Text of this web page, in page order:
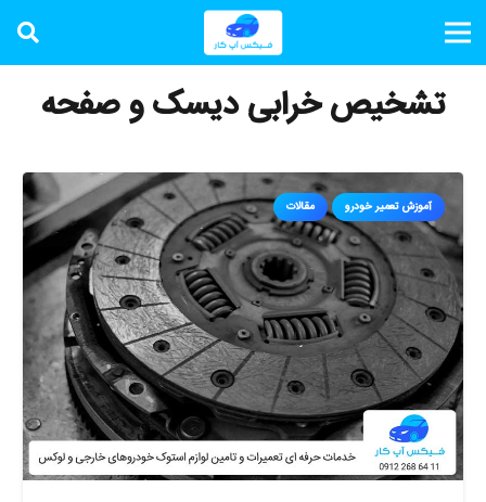
تشخیص خرابی دیسک و صفحه
آموزش تعمیر خودرو مقالات